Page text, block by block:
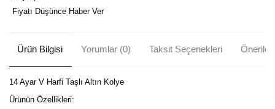
Fiyatı Düşünce Haber Ver
Ürün Bilgisi Yorumlar (0) Taksit Seçenekleri
14 Ayar V Harfi Taşlı Altın Kolye
Ürünün Özellikleri: